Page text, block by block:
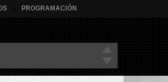
PROGRAMACIÓN